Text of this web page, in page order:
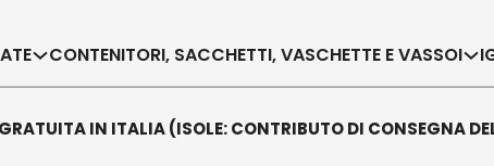
CONTENITORI, SACCHETTI, VASCHETTE E VASSOI
IN ITALIA (ISOLE: CONTRIBUTO DI CONSEGNA